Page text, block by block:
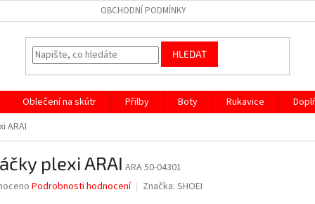
OBCHODNÍ PODMÍNKY
HLEDAT
Oblečení na skútr Přilby Boty Rukavice
ARAI
plexi ARAI ARA 50-04301
Podrobnosti hodnocení Značka: SHOEI